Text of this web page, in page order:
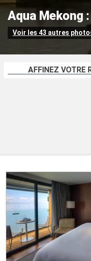
Aqua Mekong
Voir les 43 autres
AFFINEZ VOTRE